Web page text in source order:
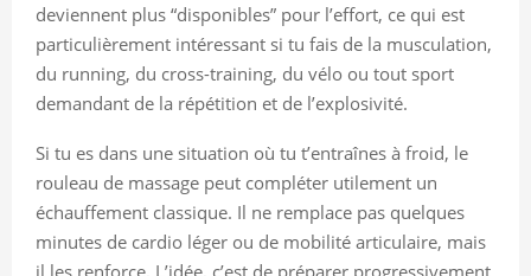
deviennent plus “disponibles” pour l’effort, ce qui est
particulièrement intéressant si tu fais de la musculation,
du running, du cross-training, du vélo ou tout sport
demandant de la répétition et de l’explosivité.
Si tu es dans une situation où tu t’entraînes à froid, le
rouleau de massage peut compléter utilement un
échauffement classique. Il ne remplace pas quelques
minutes de cardio léger ou de mobilité articulaire, mais
il les renforce. L’idée, c’est de préparer progressivement